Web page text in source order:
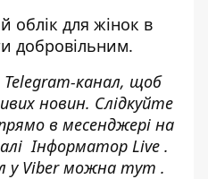
облік для жінок в
добровільним.
Telegram-канал, щоб
новин. Слідкуйте
в месенджері на
Інформатор Live .
у Viber можна тут .